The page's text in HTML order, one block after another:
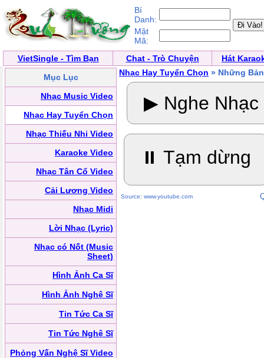
Bí
Danh:
Mật
Mã:
VietSingle - Tìm Bạn
Chat - Trò Chuyện
Hát
Mục Lục
Nhạc Music Video
Nhạc Hay Tuyển Chọn
Nhạc Thiếu Nhi Video
Karaoke Video
Nhạc Tân Cổ Video
Cải Lương Video
Nhạc Midi
Lời Nhạc (Lyric)
Nhạc có Nốt (Music
Sheet)
Hình Ảnh Ca Sĩ
Hình Ảnh Nghệ Sĩ
Tin Tức Ca Sĩ
Tin Tức Nghệ Sĩ
Phỏng Vấn Nghệ Sĩ Video
Nhạc Hay Tuyển Chọn » Những
▶ Nghe Nhạc
⏸ Tạm dừng
Source: www.youtube.com